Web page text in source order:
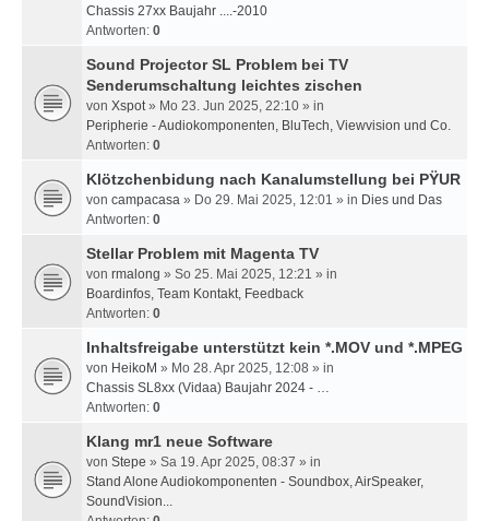
Chassis 27xx Baujahr ....-2010
Antworten: 0
Sound Projector SL Problem bei TV
Senderumschaltung leichtes zischen
von Xspot» Mo 23. Jun 2025, 22:10 » in
Peripherie - Audiokomponenten, BluTech, Viewvision und Co.
Antworten: 0
Klötzchenbidung nach Kanalumstellung bei PŸUR
von campacasa » Do 29. Mai 2025, 12:01 » in Dies und Das
Antworten: 0
Stellar Problem mit Magenta TV
von rmalong » So 25. Mai 2025, 12:21 » in
Boardinfos, Team Kontakt, Feedback
Antworten: 0
Inhaltsfreigabe unterstützt kein *.MOV und *.MPEG
von HeikoM » Mo 28. Apr 2025, 12:08 » in
Chassis SL8xx (Vidaa) Baujahr 2024 - …
Antworten: 0
Klang mr1 neue Software
von Stepe » Sa 19. Apr 2025, 08:37 » in
Stand Alone Audiokomponenten - Soundbox, AirSpeaker,
SoundVision...